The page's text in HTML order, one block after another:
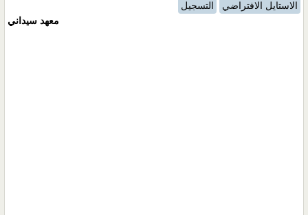
الاستايل الافتراضي
التسجيل
معهد سيداني